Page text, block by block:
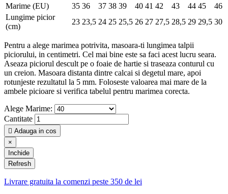
Marime (EU) 35 36 37 38 39 40 41 42 43 44 45
46
Lungime picior
(cm)
23 23,5 24 25 25,5 26 27 27,5 28,5 29 29,5 30
Pentru a alege marimea potrivita, masoara-ti lungimea talpii
piciorului, in centimetri. Cel mai bine este sa faci acest lucru seara.
Aseaza piciorul descult pe o foaie de hartie si traseaza conturul cu
un creion. Masoara distanta dintre calcai si degetul mare, apoi
rotunjeste rezultatul la 5 mm. Foloseste valoarea mai mare de la
ambele picioare si verifica tabelul pentru marimea corecta.
Alege Marime:
Cantitate
 Adauga in cos
×
Inchide
Livrare gratuita la comenzi peste 350 de lei